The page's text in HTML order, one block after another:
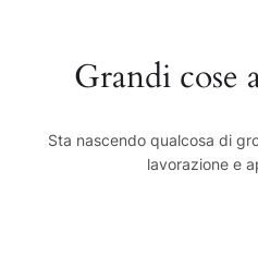
Grandi cose
Sta nascendo qualcosa di
lavorazione e